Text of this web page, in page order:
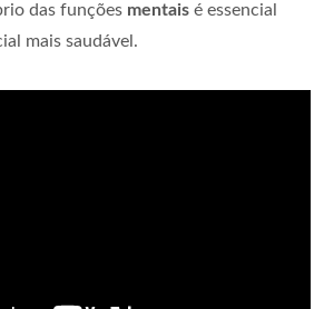
das funções mentais é essencial
mais saudável.